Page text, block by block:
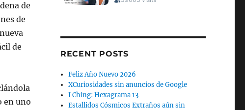
de
de
de
en uno
RECENT POSTS
Feliz Año Nuevo 2026
XCuriosidades sin anuncios de Google
I Ching: Hexagrama 13
Estallidos Cósmicos Extraños aún sin